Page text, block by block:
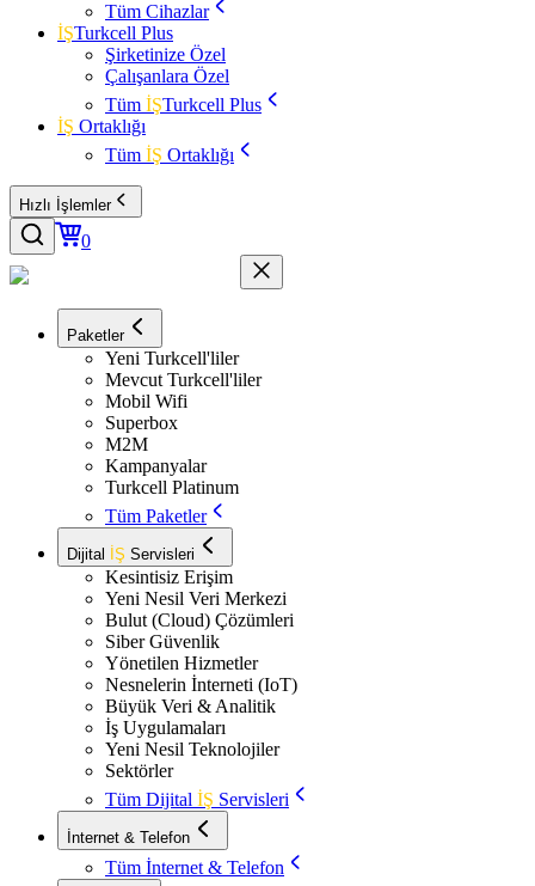
Tüm Cihazlar
İŞTurkcell Plus
Şirketinize Özel
Çalışanlara Özel
Tüm İŞTurkcell Plus
İŞ Ortaklığı
Tüm İŞ Ortaklığı
Hızlı İşlemler
0
Paketler
Yeni Turkcell'liler
Mevcut Turkcell'liler
Mobil Wifi
Superbox
M2M
Kampanyalar
Turkcell Platinum
Tüm Paketler
Dijital İŞ Servisleri
Kesintisiz Erişim
Yeni Nesil Veri Merkezi
Bulut (Cloud) Çözümleri
Siber Güvenlik
Yönetilen Hizmetler
Nesnelerin İnterneti (IoT)
Büyük Veri & Analitik
İş Uygulamaları
Yeni Nesil Teknolojiler
Sektörler
Tüm Dijital İŞ Servisleri
İnternet & Telefon
Tüm İnternet & Telefon